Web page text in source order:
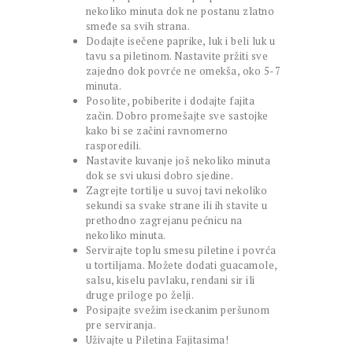
nekoliko minuta dok ne postanu zlatno
smeđe sa svih strana.
Dodajte isečene paprike, luk i beli luk u
tavu sa piletinom. Nastavite pržiti sve
zajedno dok povrće ne omekša, oko 5-7
minuta.
Posolite, pobiberite i dodajte fajita
začin. Dobro promešajte sve sastojke
kako bi se začini ravnomerno
rasporedili.
Nastavite kuvanje još nekoliko minuta
dok se svi ukusi dobro sjedine.
Zagrejte tortilje u suvoj tavi nekoliko
sekundi sa svake strane ili ih stavite u
prethodno zagrejanu pećnicu na
nekoliko minuta.
Servirajte toplu smesu piletine i povrća
u tortiljama. Možete dodati guacamole,
salsu, kiselu pavlaku, rendani sir ili
druge priloge po želji.
Posipajte svežim iseckanim peršunom
pre serviranja.
Uživajte u Piletina Fajitasima!